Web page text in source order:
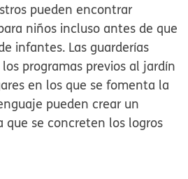
pueden encontrar
niños incluso antes de que
infantes. Las guarderías
programas previos al jardín
en los que se fomenta la
pueden crear un
que se concreten los logros